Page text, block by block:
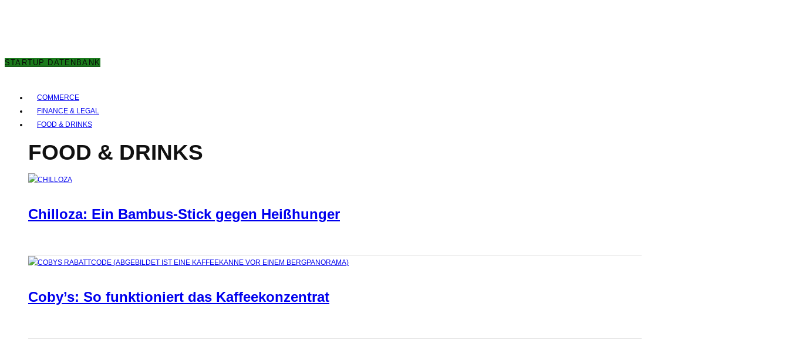
STARTUP DATENBANK
COMMERCE
FINANCE & LEGAL
FOOD & DRINKS
FOOD & DRINKS
Chilloza: Ein Bambus-Stick gegen Heißhunger
Coby’s: So funktioniert das Kaffeekonzentrat